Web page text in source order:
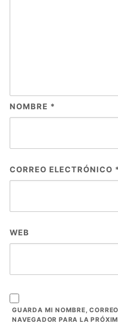
NOMBRE *
CORREO ELECTRÓNICO *
WEB
GUARDA MI NOMBRE,
NAVEGADOR PARA LA